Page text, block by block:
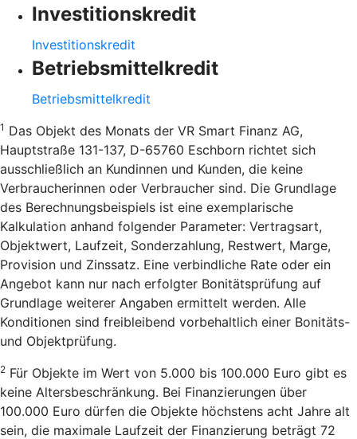
Investitionskredit
Investitionskredit
Betriebsmittelkredit
Betriebsmittelkredit
1 Das Objekt des Monats der VR Smart Finanz AG,
Hauptstraße 131-137, D-65760 Eschborn richtet sich
ausschließlich an Kundinnen und Kunden, die keine
Verbraucherinnen oder Verbraucher sind. Die Grundlage
des Berechnungsbeispiels ist eine exemplarische
Kalkulation anhand folgender Parameter: Vertragsart,
Objektwert, Laufzeit, Sonderzahlung, Restwert, Marge,
Provision und Zinssatz. Eine verbindliche Rate oder ein
Angebot kann nur nach erfolgter Bonitätsprüfung auf
Grundlage weiterer Angaben ermittelt werden. Alle
Konditionen sind freibleibend vorbehaltlich einer Bonitäts-
und Objektprüfung.
2 Für Objekte im Wert von 5.000 bis 100.000 Euro gibt es
keine Altersbeschränkung. Bei Finanzierungen über
100.000 Euro dürfen die Objekte höchstens acht Jahre alt
sein, die maximale Laufzeit der Finanzierung beträgt 72